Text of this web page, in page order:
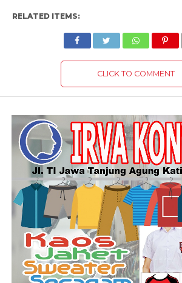
RELATED ITEMS:
CLICK TO COMMENT